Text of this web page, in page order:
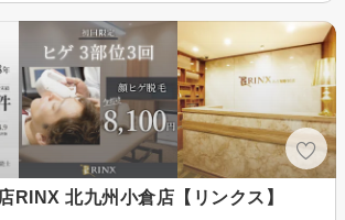
RINX 北九州小倉店【リンクス】